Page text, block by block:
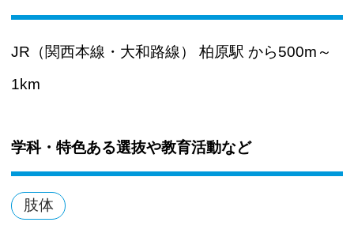
JR（関西本線・大和路線） 柏原駅 から500m～
1km
学科・特色ある選抜や教育活動など
肢体